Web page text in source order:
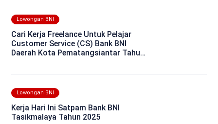
Lowongan BNI
Cari Kerja Freelance Untuk Pelajar
Customer Service (CS) Bank BNI
Daerah Kota Pematangsiantar Tahun
Lowongan BNI
Kerja Hari Ini Satpam Bank BNI
Tasikmalaya Tahun 2025